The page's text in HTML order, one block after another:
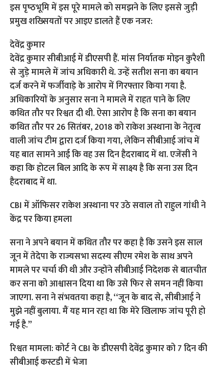
इस पृष्‍ठभूमि में इस पूरे मामले को समझने के लिए इससे जुड़ी
प्रमुख शख्सियतों पर आइए डालते हैं एक नजर:
देवेंद्र कुमार
देवेंद्र कुमार सीबीआई में डीएसपी हैं. मांस निर्यातक मोइन कुरैशी
से जुड़े मामले में जांच अधिकारी थे. उन्हें सतीश सना का बयान
दर्ज करने में फर्जीवाड़े के आरोप में गिरफ्तार किया गया है.
अधिकारियों के अनुसार सना ने मामले में राहत पाने के लिए
कथित तौर पर रिश्वत दी थी. ऐसा आरोप है कि सना का बयान
कथित तौर पर 26 सितंबर, 2018 को राकेश अस्थाना के नेतृत्व
वाली जांच टीम द्वारा दर्ज किया गया, लेकिन सीबीआई जांच में
यह बात सामने आई कि वह उस दिन हैदराबाद में था. एजेंसी ने
कहा कि होटल बिल आदि के रूप में साक्ष्य है कि सना उस दिन
हैदराबाद में था.
CBI में ऑफिसर राकेश अस्थाना पर उठे सवाल तो राहुल गांधी ने
केंद्र पर किया हमला
सना ने अपने बयान में कथित तौर पर कहा है कि उसने इस साल
जून में तेदेपा के राज्यसभा सदस्य सीएम रमेश के साथ अपने
मामले पर चर्चा की थी और उन्होंने सीबीआई निदेशक से बातचीत
कर सना को आश्वासन दिया था कि उसे फिर से समन नहीं किया
जाएगा. सना ने संभवतया कहा है, ‘‘जून के बाद से, सीबीआई ने
मुझे नहीं बुलाया. मैं यह मान रहा था कि मेरे खिलाफ जांच पूरी हो
गई है.’’
रिश्वत मामला: कोर्ट ने CBI के डीएसपी देवेंद्र कुमार को 7 दिन की
सीबीआई कस्टडी में भेजा